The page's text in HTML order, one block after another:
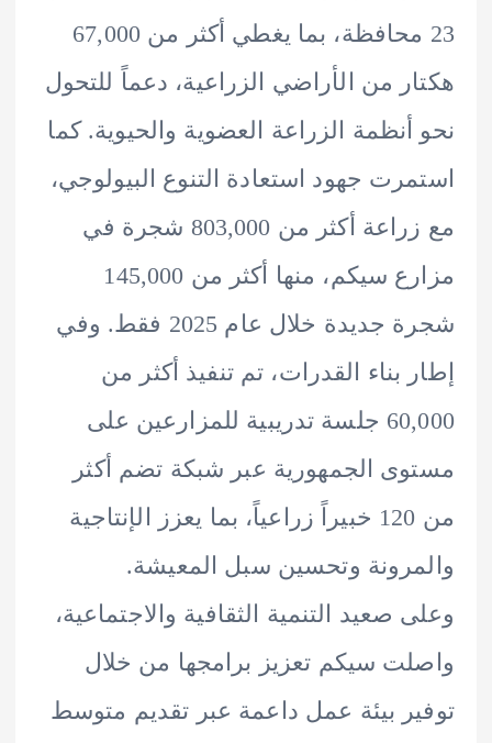
23 محافظة، بما يغطي أكثر من 67,000
من الأراضي الزراعية، دعماً للتحول
الزراعة العضوية والحيوية. كما
جهود استعادة التنوع البيولوجي،
مع زراعة أكثر من 803,000 شجرة في
مزارع سيكم، منها أكثر من 145,000
شجرة جديدة خلال عام 2025 فقط. وفي
بناء القدرات، تم تنفيذ أكثر من
60,000 جلسة تدريبية للمزارعين على
الجمهورية عبر شبكة تضم أكثر
من 120 خبيراً زراعياً، بما يعزز الإنتاجية
وتحسين سبل المعيشة.
صعيد التنمية الثقافية والاجتماعية،
سيكم تعزيز برامجها من خلال
بيئة عمل داعمة عبر تقديم متوسط